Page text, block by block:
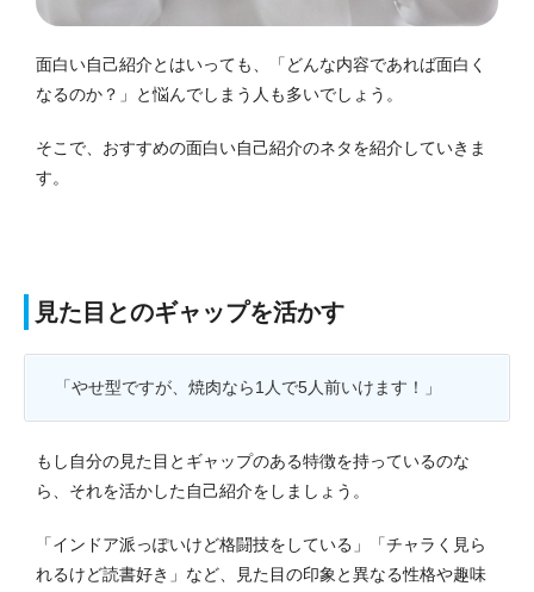
面白い自己紹介とはいっても、「どんな内容であれば面白く
なるのか？」と悩んでしまう人も多いでしょう。
そこで、おすすめの面白い自己紹介のネタを紹介していきま
す。
見た目とのギャップを活かす
「やせ型ですが、焼肉なら1人で5人前いけます！」
もし自分の見た目とギャップのある特徴を持っているのな
ら、それを活かした自己紹介をしましょう。
「インドア派っぽいけど格闘技をしている」「チャラく見ら
れるけど読書好き」など、見た目の印象と異なる性格や趣味